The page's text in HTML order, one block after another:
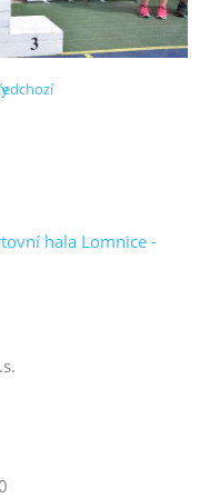
hala Lomnice -